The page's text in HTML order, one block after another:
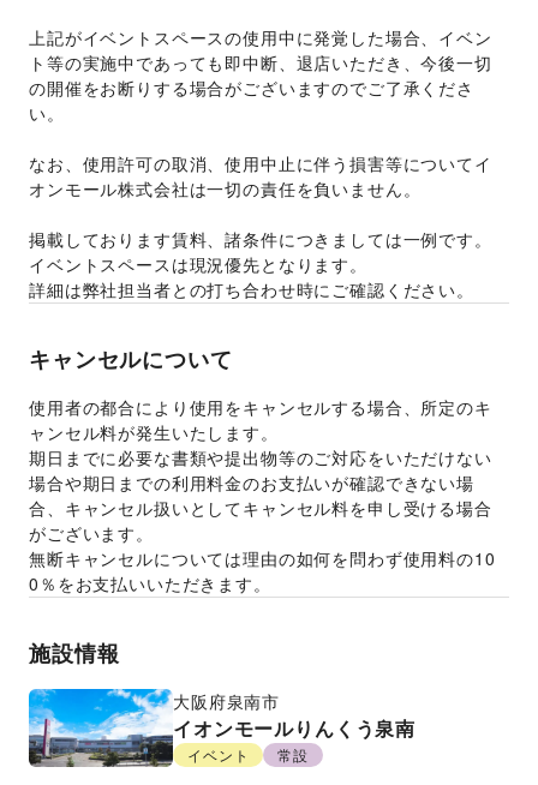
上記がイベントスペースの使用中に発覚した場合、イベン
ト等の実施中であっても即中断、退店いただき、今後一切
の開催をお断りする場合がございますのでご了承くださ
い。
なお、使用許可の取消、使用中止に伴う損害等についてイ
オンモール株式会社は一切の責任を負いません。
掲載しております賃料、諸条件につきましては一例です。
イベントスペースは現況優先となります。
詳細は弊社担当者との打ち合わせ時にご確認ください。
キャンセルについて
使用者の都合により使用をキャンセルする場合、所定のキ
ャンセル料が発生いたします。
期日までに必要な書類や提出物等のご対応をいただけない
場合や期日までの利用料金のお支払いが確認できない場
合、キャンセル扱いとしてキャンセル料を申し受ける場合
がございます。
無断キャンセルについては理由の如何を問わず使用料の10
0％をお支払いいただきます。
施設情報
大阪府泉南市
イオンモールりんくう泉南
イベント 常設